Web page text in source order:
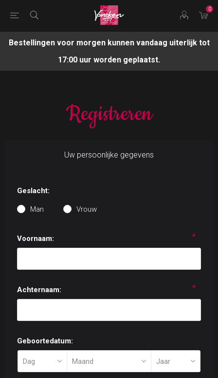
0
Bestellingen voor morgen kunnen vandaag uiterlijk tot
17:00 uur worden geplaatst.
Registreren
Uw persoonlijke gegevens
Geslacht:
Man Vrouw
Voornaam: *
Achternaam: *
Geboortedatum: